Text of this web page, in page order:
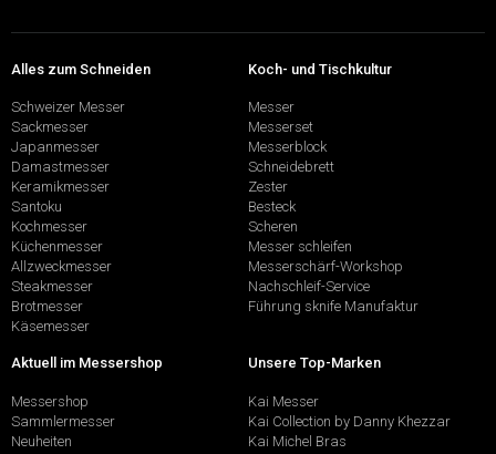
Alles zum Schneiden
Schweizer Messer
Sackmesser
Japanmesser
Damastmesser
Keramikmesser
Santoku
Kochmesser
Küchenmesser
Allzweckmesser
Steakmesser
Brotmesser
Käsemesser
Koch- und Tischkultur
Messer
Messerset
Messerblock
Schneidebrett
Zester
Besteck
Scheren
Messer schleifen
Messerschärf-Workshop
Nachschleif-Service
Führung sknife Manufaktur
Aktuell im Messershop
Messershop
Sammlermesser
Neuheiten
Unsere Top-Marken
Kai Messer
Kai Collection by Danny Khezzar
Kai Michel Bras